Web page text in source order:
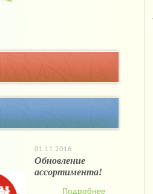
01.11.2016
Обновление
ассортимента!
Подробнее